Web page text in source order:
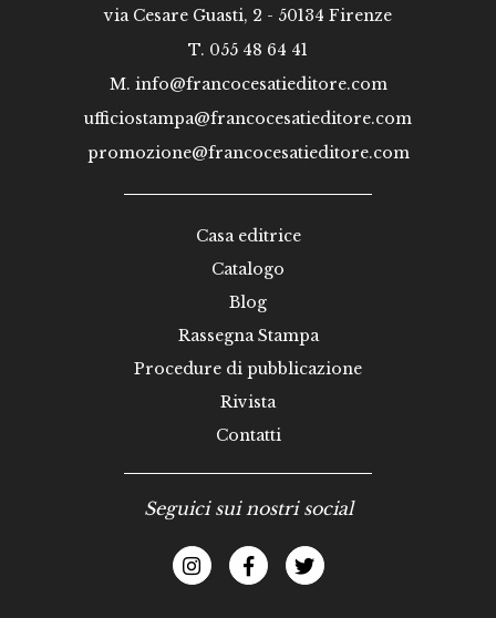
via Cesare Guasti, 2 - 50134 Firenze
T. 055 48 64 41
M. info@francocesatieditore.com
ufficiostampa@francocesatieditore.com
promozione@francocesatieditore.com
Casa editrice
Catalogo
Blog
Rassegna Stampa
Procedure di pubblicazione
Rivista
Contatti
Seguici sui nostri social